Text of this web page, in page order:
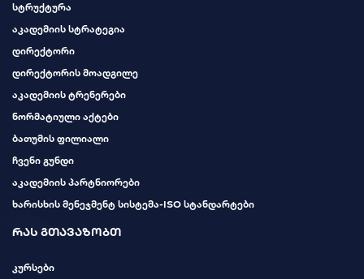
სტრუქტურა
აკადემიის სტრატეგია
დირექტორი
დირექტორის მოადგილე
აკადემიის ტრენერები
ნორმატიული აქტები
ბათუმის ფილიალი
ჩვენი გუნდი
აკადემიის პარტნიორები
ხარისხის მენეჯმენტ სისტემა-ISO სტანდარტები
რას გთავაზობთ
კურსები